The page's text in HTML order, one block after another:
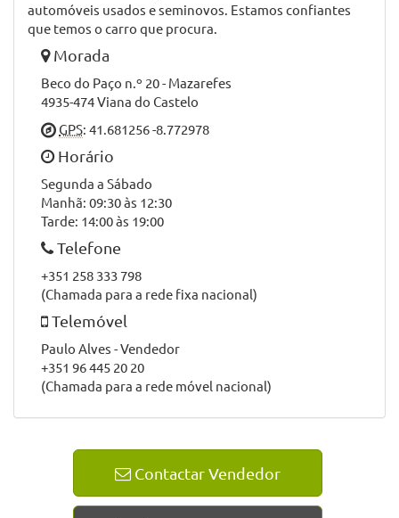
automóveis usados e seminovos. Estamos confiantes
que temos o carro que procura.
Morada
Beco do Paço n.º 20 - Mazarefes
4935-474 Viana do Castelo
GPS: 41.681256 -8.772978
Horário
Segunda a Sábado
Manhã: 09:30 às 12:30
Tarde: 14:00 às 19:00
Telefone
+351 258 333 798
(Chamada para a rede fixa nacional)
Telemóvel
Paulo Alves - Vendedor
+351 96 445 20 20
(Chamada para a rede móvel nacional)
Contactar Vendedor